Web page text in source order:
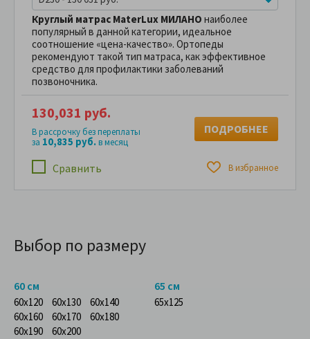
Круглый матрас MaterLux МИЛАНО наиболее
популярный в данной категории, идеальное
соотношение «цена-качество». Ортопеды
рекомендуют такой тип матраса, как эффективное
средство для профилактики заболеваний
позвоночника.
Сравнить В избранное
130,031 руб.
В рассрочку без переплаты
за 10,835 руб.в месяц
ПОДРОБНЕЕ
Выбор по размеру
60 см
60x120 60x130
60x140
60x160
60x170
60x180
60x190
60x200
65 см
65x125